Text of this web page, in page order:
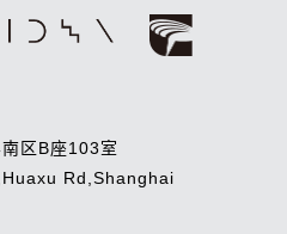
区B座103室
Rd,Shanghai